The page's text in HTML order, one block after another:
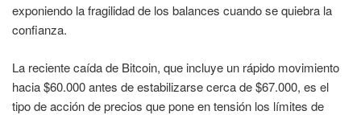
exponiendo la fragilidad de los balances cuando se quiebra la
confianza.
La reciente caída de Bitcoin, que incluye un rápido movimiento
hacia $60.000 antes de estabilizarse cerca de $67.000, es el
tipo de acción de precios que pone en tensión los límites de